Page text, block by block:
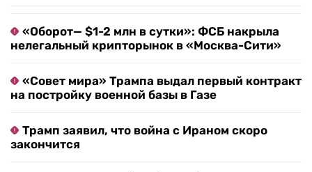
«Оборот— $1-2 млн в сутки»: ФСБ накрыла
нелегальный крипторынок в «Москва-Сити»
«Совет мира» Трампа выдал первый контракт
на постройку военной базы в Газе
Трамп заявил, что война с Ираном скоро
закончится